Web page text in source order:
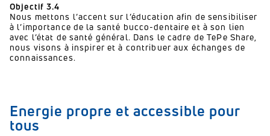
Objectif 3.4
Nous mettons l’accent sur l’éducation afin de sensibiliser
à l’importance de la santé bucco-dentaire et à son lien
avec l’état de santé général. Dans le cadre de TePe Share,
nous visons à inspirer et à contribuer aux échanges de
connaissances.
Energie propre et accessible pour
tous